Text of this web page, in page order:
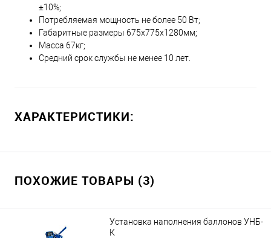
±10%;
Потребляемая мощность не более 50 Вт;
Габаритные размеры 675х775х1280мм;
Масса 67кг;
Средний срок службы не менее 10 лет.
ХАРАКТЕРИСТИКИ:
ПОХОЖИЕ ТОВАРЫ (3)
Установка наполнения баллонов УНБ-
К